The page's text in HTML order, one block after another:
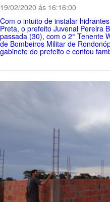
19/02/2020 ás 16:16:00
Com o intuito de instalar
Preta, o prefeito Juvenal Pereira
passada (30), com o 2° Tenente
de Bombeiros Militar de
gabinete do prefeito e contou